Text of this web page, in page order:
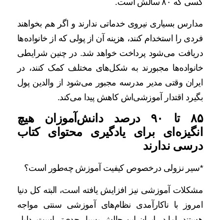
مدارس بسیاری نیروی خدماتی ندارند و اگر هم بخواهند
فردی را استخدام کنند، هزینه آن از پولی که از خانواده‌ها
دریافت می‌شود پرداخت خواهد شد. در چنین شرایطی
خانواده‌ها مجبورند به شکل‌های مختلف کمک کنند، در
ایران وقتی مدیر مدرسه مجبور می‌شود از والدین پول
بگیرد اقتدار آموزشی‌اش کاهش پیدا می‌کند.
۸۵ تا ۹۰ درصد دانش‌آموزان هیچ
انگیزه‌ای برای یادگیری محتوای کتاب
درسی ندارند
*سیر نزولی درخصوص کیفیت آموزش چه‌طور است؟
مشکلات آموزشی نیز افزایش یافته است، البته کل دنیا
امروز با ناکارآمدی نظام‌های آموزشی سنتی مواجه